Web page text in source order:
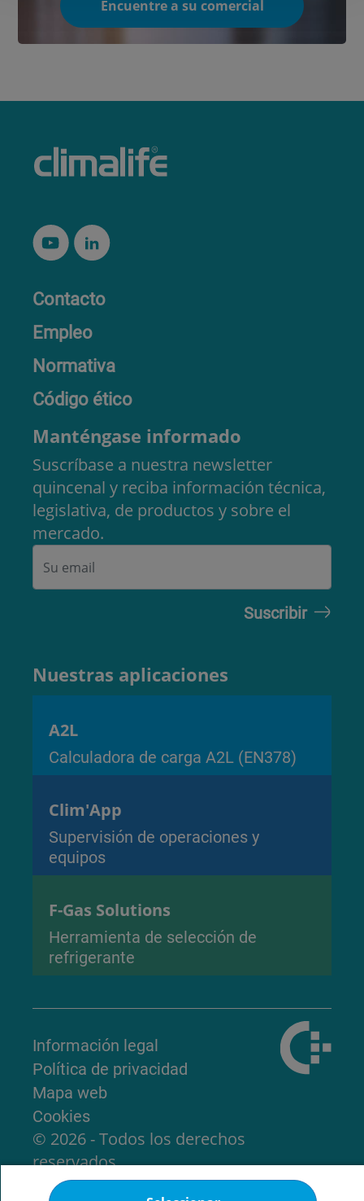
Encuentre a su comercial
Contacto
Empleo
Normativa
Código ético
Manténgase informado
Suscríbase a nuestra newsletter
quincenal y reciba información técnica,
legislativa, de productos y sobre el
mercado.
Nuestras aplicaciones
A2L
Calculadora de carga A2L (EN378)
Clim'App
Supervisión de operaciones y
equipos
F-Gas Solutions
Herramienta de selección de
refrigerante
Información legal
Política de privacidad
Mapa web
Cookies
© 2026 - Todos los derechos
reservados